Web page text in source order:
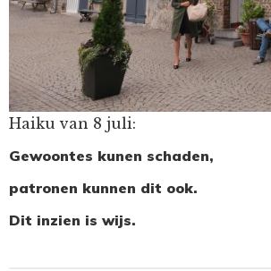
Haiku van 8 juli:
Gewoontes kunen schaden,
patronen kunnen dit ook.
Dit inzien is wijs.